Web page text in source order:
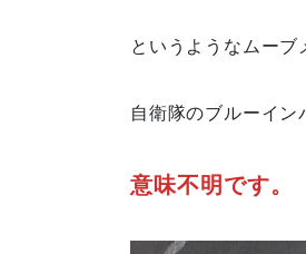
というようなムーブ
自衛隊のブルーイン
意味不明です。